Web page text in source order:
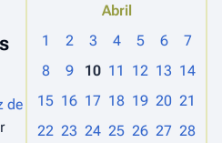
Abril
1
2 3 4 5 6
7
8
9 10 11 12 13 14
15 16 17 18 19 20 21
22 23 24 25 26 27 28
de